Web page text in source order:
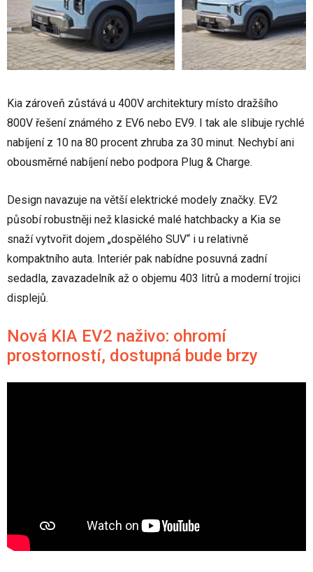
Kia zároveň zůstává u 400V architektury místo dražšího
800V řešení známého z EV6 nebo EV9. I tak ale slibuje rychlé
nabíjení z 10 na 80 procent zhruba za 30 minut. Nechybí ani
obousměrné nabíjení nebo podpora Plug & Charge.
Design navazuje na větší elektrické modely značky. EV2
působí robustněji než klasické malé hatchbacky a Kia se
snaží vytvořit dojem „dospělého SUV“ i u relativně
kompaktního auta. Interiér pak nabídne posuvná zadní
sedadla, zavazadelník až o objemu 403 litrů a moderní trojici
displejů.
Nová KIA EV2 naživo: ohromí
prostorností, dostupná bude brzy